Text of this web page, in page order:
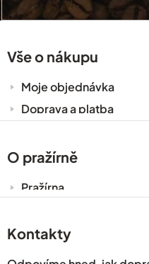
Vše o nákupu
Moje objednávka
Doprava a platba
Zakázková výroba
Ochrana osobních
O pražírně
Pražírna
Prodejny
Kontakty